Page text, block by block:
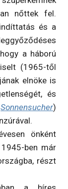
nőttek fel.
és a
a háború
(1965-től
elnöke is
és
Sonnensucher)
önként
ben már
részt